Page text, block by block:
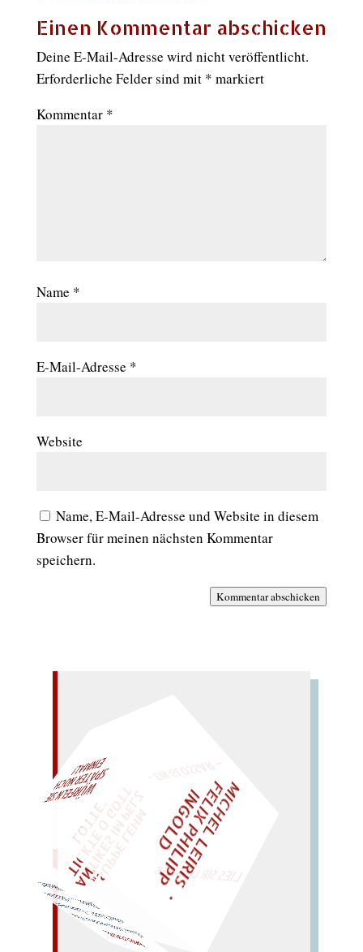
Einen Kommentar abschicken
Deine E-Mail-Adresse wird nicht veröffentlicht.
Erforderliche Felder sind mit * markiert
Kommentar *
Name *
E-Mail-Adresse *
Website
Name, E-Mail-Adresse und Website in diesem
Browser für meinen nächsten Kommentar
speichern.
Kommentar abschicken
„
S
U
P
P
E
L
E
H
M
A
N
T
I
K
E
S
I
M
P
E
L
T
I
C
K
T
E
O
G
O
T
L
O
T
T
E
"
MELODIE
(
Leo, bitte
melden:) Ode
oder Lied? – Loden mied
Diele
… –
Mild loht Mieder! M
I
C
H
E
L
L
E
I
R
I
S
・
F
E
L
I
X
P
H
I
L
I
P
P
I
N
G
O
L
DLIES SIR LEIRIS LEIS
AL!